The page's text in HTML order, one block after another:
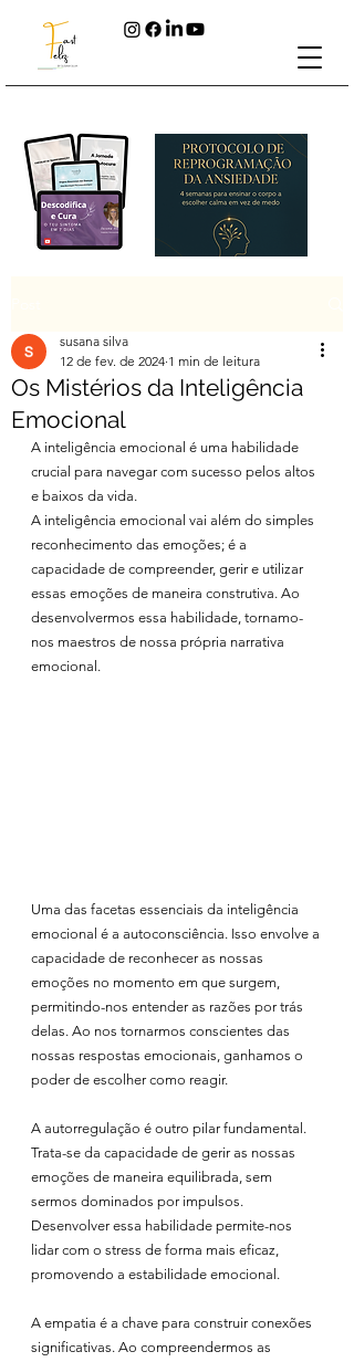
Os Mistérios da Inteligência
Emocional
susana silva
12 de fev. de 2024 1 min de leitura
A inteligência emocional é uma habilidade
crucial para navegar com sucesso pelos altos
e baixos da vida.
A inteligência emocional vai além do simples
reconhecimento das emoções; é a
capacidade de compreender, gerir e utilizar
essas emoções de maneira construtiva. Ao
desenvolvermos essa habilidade, tornamo-
nos maestros de nossa própria narrativa
emocional.
Uma das facetas essenciais da inteligência
emocional é a autoconsciência. Isso envolve a
capacidade de reconhecer as nossas
emoções no momento em que surgem,
permitindo-nos entender as razões por trás
delas. Ao nos tornarmos conscientes das
nossas respostas emocionais, ganhamos o
poder de escolher como reagir.
A autorregulação é outro pilar fundamental.
Trata-se da capacidade de gerir as nossas
emoções de maneira equilibrada, sem
sermos dominados por impulsos.
Desenvolver essa habilidade permite-nos
lidar com o stress de forma mais eficaz,
promovendo a estabilidade emocional.
A empatia é a chave para construir conexões
significativas. Ao compreendermos as